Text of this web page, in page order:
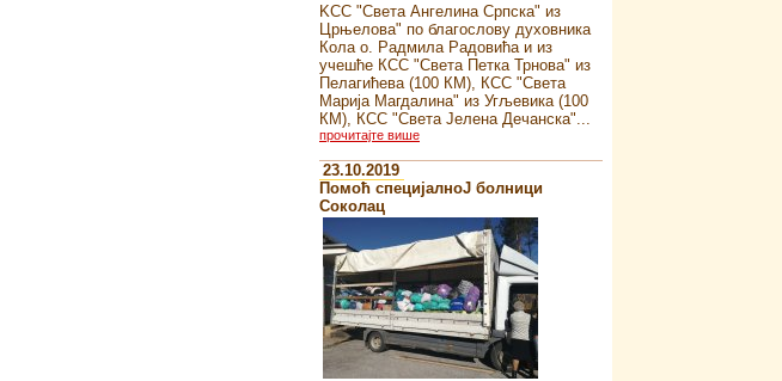
KСС "Света Ангелина Српска" из
Црњелова" по благослову духовника
Кола о. Радмила Радовића и из
учешће КСС "Света Петка Трнова" из
Пелагићева (100 КМ), КСС "Света
Марија Магдалина" из Угљевика (100
КМ), КСС "Света Јелена Дечанска"...
прочитајте више
23.10.2019
Помоћ специјалноJ болници
Соколац